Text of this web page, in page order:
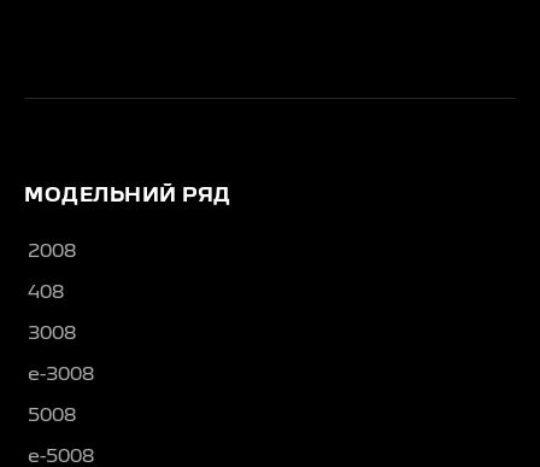
МОДЕЛЬНИЙ РЯД
2008
408
3008
e-3008
5008
e-5008